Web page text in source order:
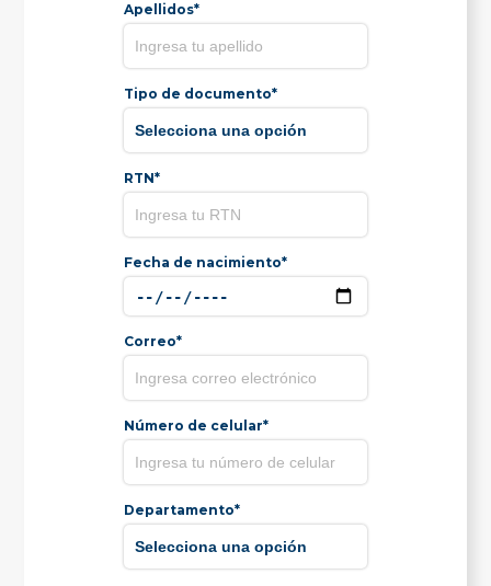
Apellidos*
Tipo de documento*
RTN*
Fecha de nacimiento*
Correo*
Número de celular*
Departamento*